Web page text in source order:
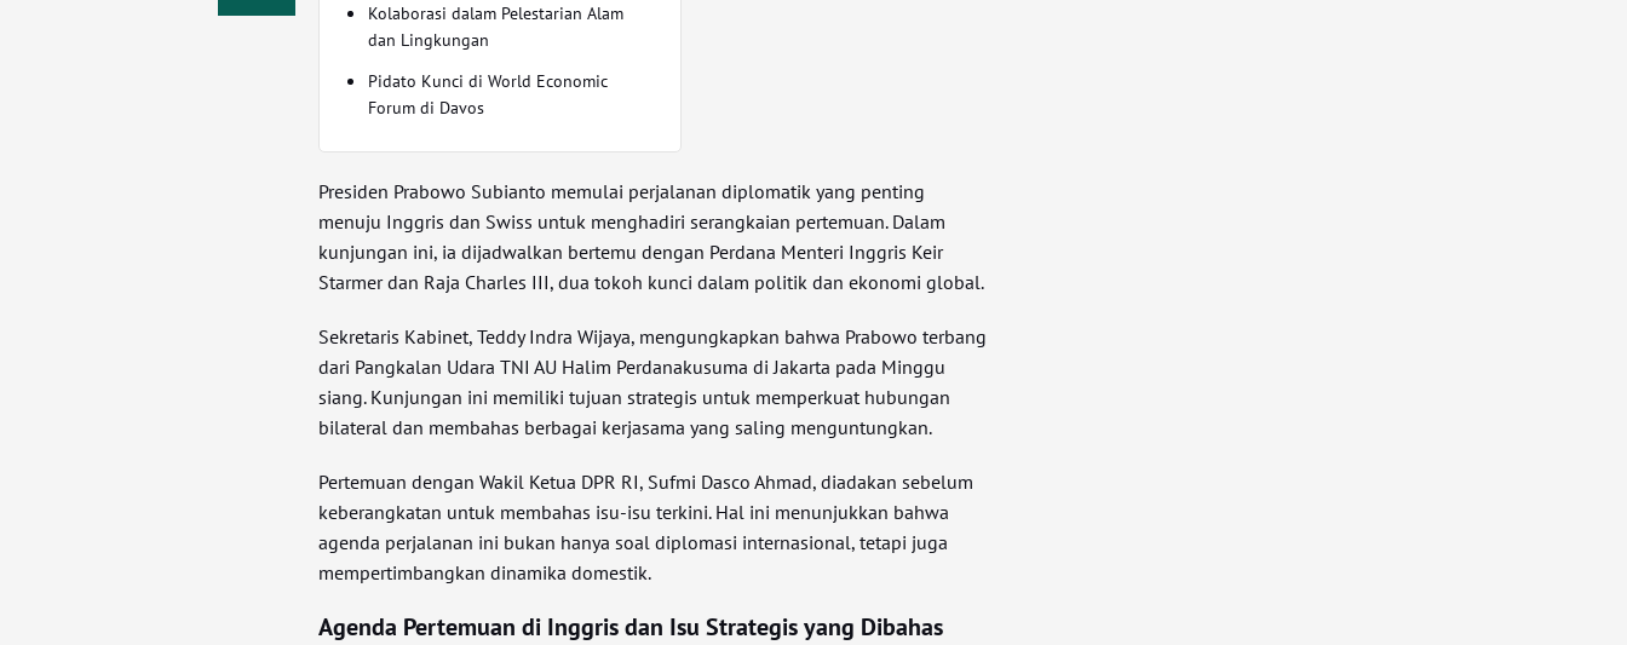
Kolaborasi dalam Pelestarian Alam
dan Lingkungan
Pidato Kunci di World Economic
Forum di Davos
Presiden Prabowo Subianto memulai perjalanan diplomatik yang penting
menuju Inggris dan Swiss untuk menghadiri serangkaian pertemuan. Dalam
kunjungan ini, ia dijadwalkan bertemu dengan Perdana Menteri Inggris Keir
Starmer dan Raja Charles III, dua tokoh kunci dalam politik dan ekonomi global.
Sekretaris Kabinet, Teddy Indra Wijaya, mengungkapkan bahwa Prabowo terbang
dari Pangkalan Udara TNI AU Halim Perdanakusuma di Jakarta pada Minggu
siang. Kunjungan ini memiliki tujuan strategis untuk memperkuat hubungan
bilateral dan membahas berbagai kerjasama yang saling menguntungkan.
Pertemuan dengan Wakil Ketua DPR RI, Sufmi Dasco Ahmad, diadakan sebelum
keberangkatan untuk membahas isu-isu terkini. Hal ini menunjukkan bahwa
agenda perjalanan ini bukan hanya soal diplomasi internasional, tetapi juga
mempertimbangkan dinamika domestik.
Agenda Pertemuan di Inggris dan Isu Strategis yang Dibahas